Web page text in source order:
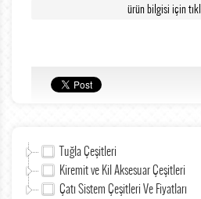
ürün bilgisi için
Tuğla Çeşitleri
Kiremit ve Kil Aksesuar Çeşitleri
Çatı Sistem Çeşitleri Ve Fiyatları